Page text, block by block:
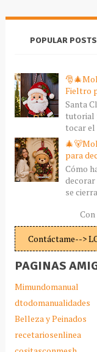
POPULAR POSTS
Fieltro
Santa
tutorial
tocar el
para
Cómo
decorar
se
Contáctame-->
PAGINAS
Mimundomanual
dtodomanualidades
Belleza y Peinados
recetariosenlinea